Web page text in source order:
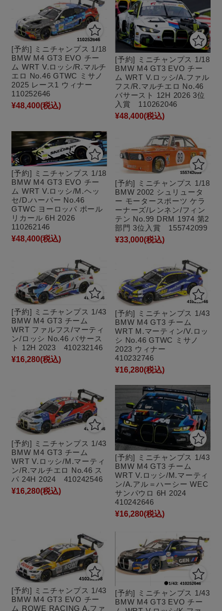
[予約] ミニチャンプス 1/18
BMW M4 GT3 EVO チー
ム WRT V.ロッシ/R.マルチ
エロ No.46 GTWC ミサノ
2025 レース1 ウィナー
110252646
¥48,400(税込)
[予約] ミニチャンプス 1/18
BMW M4 GT3 EVO チー
ム WRT V.ロッシ/A.ファル
フス/R.マルチエロ No.46
バサースト 12H 2026 3位
入賞 110262046
¥48,400(税込)
[予約] ミニチャンプス 1/18
BMW M4 GT3 EVO チー
ム WRT V.ロッシ/M.ヘッ
セ/D.ハーパー No.46
GTWC ヨーロッパ ポール
リカール 6H 2026
110262146
¥48,400(税込)
[予約] ミニチャンプス 1/18
BMW 2002 シュリュータ
ー モータースポーツ ケラ
ーナーズ/レンネン/フィン
テン No.99 DRM 1974 第2
部門 3位入賞 155742099
¥33,000(税込)
[予約] ミニチャンプス 1/43
BMW M4 GT3 チーム
WRT ファルフス/マーティ
ン/ロッシ No.46 バサース
ト 12H 2023 410232146
¥16,280(税込)
[予約] ミニチャンプス 1/43
BMW M4 GT3 チーム
WRT M.マーティン/V.ロッ
シ No.46 GTWC ミサノ
2023 ウィナー
410232746
¥16,280(税込)
[予約] ミニチャンプス 1/43
BMW M4 GT3 チーム
WRT V.ロッシ/M.マーティ
ン/R.マルチエロ No.46 ス
パ 24H 2024 410242546
¥16,280(税込)
[予約] ミニチャンプス 1/43
BMW M4 GT3 チーム
WRT V.ロッシ/M.マーティ
ン/A.アル＝ハーシー WEC
サンパウロ 6H 2024
410242646
¥16,280(税込)
[予約] ミニチャンプス 1/43
BMW M4 GT3 EVO チー
ム ROWE RACING A.ファ
[予約] ミニチャンプス 1/43
BMW M4 GT3 EVO チー